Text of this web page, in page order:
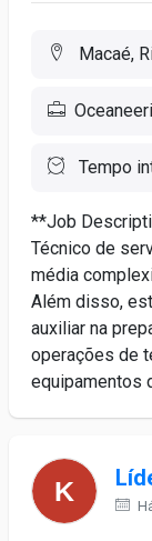
Macaé,
Tempo
**Job
Técnico de
média
Além disso,
auxiliar na
operações de
equipamentos